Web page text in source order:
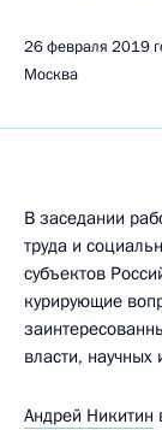
26 февраля 2019
Москва
В заседании
труда и
субъектов
курирующие
власти,
Андрей Никитин